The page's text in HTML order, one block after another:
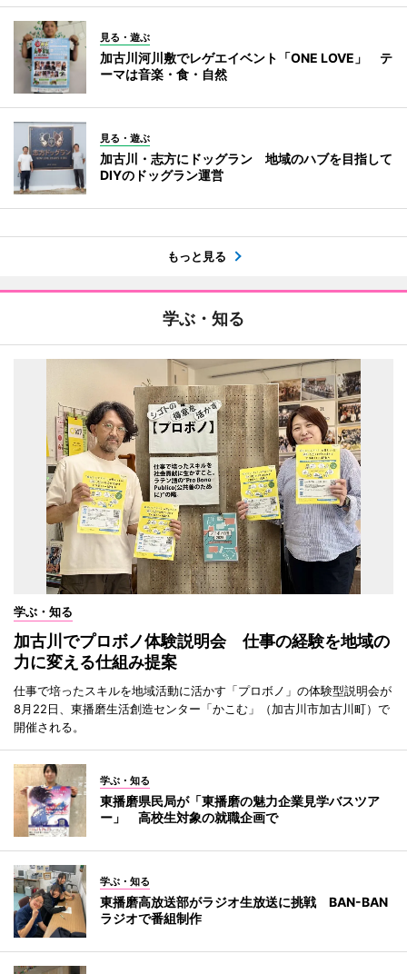
見る・遊ぶ
加古川河川敷でレゲエイベント「ONE LOVE」 テ
ーマは音楽・食・自然
見る・遊ぶ
加古川・志方にドッグラン 地域のハブを目指して
DIYのドッグラン運営
もっと見る
学ぶ・知る
学ぶ・知る
加古川でプロボノ体験説明会 仕事の経験を地域の
力に変える仕組み提案
仕事で培ったスキルを地域活動に活かす「プロボノ」の体験型説明会が
8月22日、東播磨生活創造センター「かこむ」（加古川市加古川町）で
開催される。
学ぶ・知る
東播磨県民局が「東播磨の魅力企業見学バスツア
ー」 高校生対象の就職企画で
学ぶ・知る
東播磨高放送部がラジオ生放送に挑戦 BAN-BAN
ラジオで番組制作